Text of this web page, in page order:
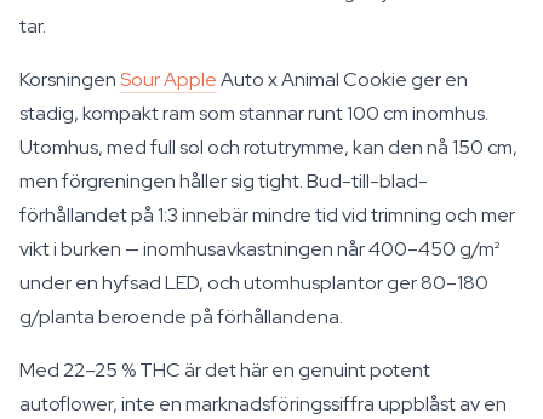
tar.
KorsningenSour AppleAuto x Animal Cookie ger en
stadig, kompakt ram som stannar runt 100 cm inomhus.
Utomhus, med full sol och rotutrymme, kan den nå 150 cm,
men förgreningen håller sig tight. Bud-till-blad-
förhållandet på 1:3 innebär mindre tid vid trimning och mer
vikt i burken — inomhusavkastningen når 400–450 g/m²
under en hyfsad LED, och utomhusplantor ger 80–180
g/planta beroende på förhållandena.
Med 22–25 % THC är det här en genuint potent
autoflower, inte en marknadsföringssiffra uppblåst av en